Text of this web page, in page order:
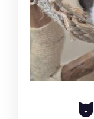
cat